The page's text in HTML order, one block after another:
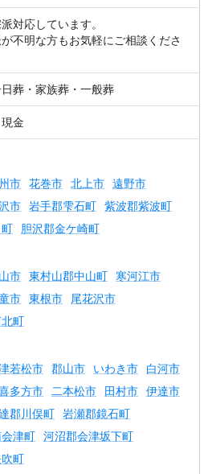
対応しています。
不明な方もお気軽にご相談くださ
葬・家族葬・一般葬
金
市 花巻市 北上市 遠野市
市 岩手郡雫石町 紫波郡紫波町
胆沢郡金ケ崎町
市 東村山郡中山町 寒河江市
市 東根市 尾花沢市
町
若松市 郡山市 いわき市 白河市
多方市 二本松市 田村市 伊達市
郡川俣町 岩瀬郡鏡石町
津町 河沼郡会津坂下町
町